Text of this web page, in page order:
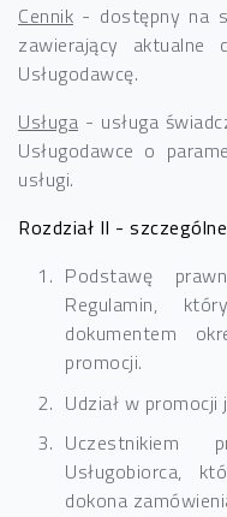
Cennik - dostępny na
zawierający aktualne
Usługodawcę.
Usługa - usługa
Usługodawce o
usługi.
Rozdział II -
Podstawę
Regulamin,
dokumentem
promocji.
Udział w
Usługobiorca,
dokona